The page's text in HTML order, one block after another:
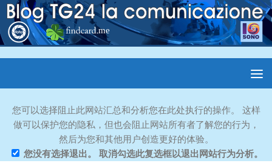
您可以选择阻止此网站汇总和分析您在此处执行的操作。 这样
做可以保护您的隐私，但也会阻止网站所有者了解您的行为，
然后为您和其他用户创造更好的体验。
您没有选择退出。 取消勾选此复选框以退出网站行为分析。